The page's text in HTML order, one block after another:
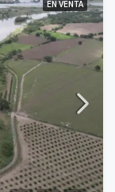
EN VENTA